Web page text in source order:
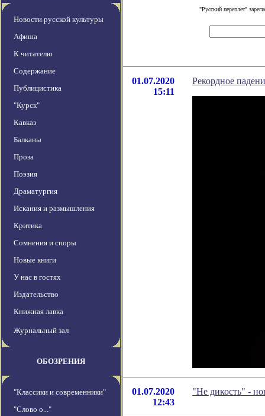
Новости русской культуры
Афиша
К читателю
Содержание
Публицистика
"Курск"
Кавказ
Балканы
Проза
Поэзия
Драматургия
Искания и размышления
Критика
Сомнения и споры
Новые книги
У нас в гостях
Издательство
Книжная лавка
Журнальный зал
ОБОЗРЕНИЯ
"Классики и современники"
"Слово о..."
"Русский переплет"
01.07.2020
15:11
Рекордное
01.07.2020
12:43
"Не дикость" -